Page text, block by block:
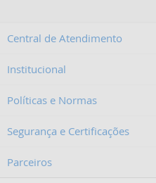
Central de Atendimento
Institucional
Políticas e Normas
Segurança e Certificações
Parceiros